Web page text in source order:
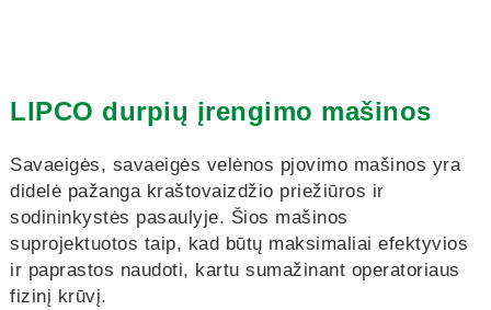
LIPCO durpių įrengimo mašinos
Savaeigės, savaeigės velėnos pjovimo mašinos yra
didelė pažanga kraštovaizdžio priežiūros ir
sodininkystės pasaulyje. Šios mašinos
suprojektuotos taip, kad būtų maksimaliai efektyvios
ir paprastos naudoti, kartu sumažinant operatoriaus
fizinį krūvį.